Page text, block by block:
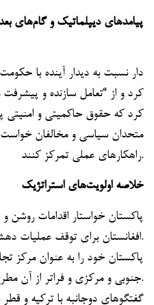
پیامدهای دیپلماتیک و گام‌های
دار نسبت به دیدار آینده با
کرد و از “تعامل سازنده و
کرد که حقوق حاکمیتی و امنیتی
متحدان سیاسی و مخالفان خواست
راهکارهای عملی تمرکز کنند.
خلاصه اولویت‌های استراتژیک
پاکستان خواستار اقدامات روشن و
افغانستان برای توقف عملیات دهشت‌افگنانه فرامرزی است.
پاکستان خود را به عنوان مرکز
جنوبی و مرکزی و فراتر از آن مطرح می‌سازد.
گفتگوهای دو‌جانبه با ترکیه و